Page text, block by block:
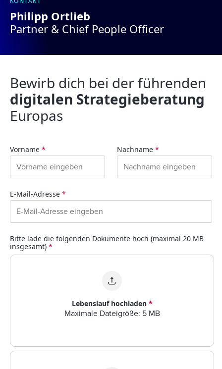
Philipp Ortlieb
Partner & Chief People Officer
Bewirb dich bei der führenden
digitalen Strategieberatung
Europas
Vorname * Nachname *
E-Mail-Adresse *
Bitte lade die folgenden Dokumente hoch (maximal 20 MB
insgesamt) *
Lebenslauf hochladen *
Maximale Dateigröße: 5 MB